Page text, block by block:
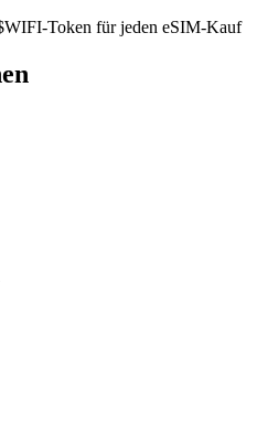
Token für jeden eSIM-Kauf